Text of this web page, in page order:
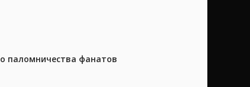
паломничества фанатов